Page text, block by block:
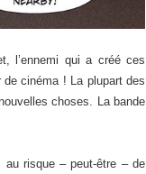
l’ennemi qui a créé ces
cinéma ! La plupart des
choses. La bande
au risque – peut-être – de